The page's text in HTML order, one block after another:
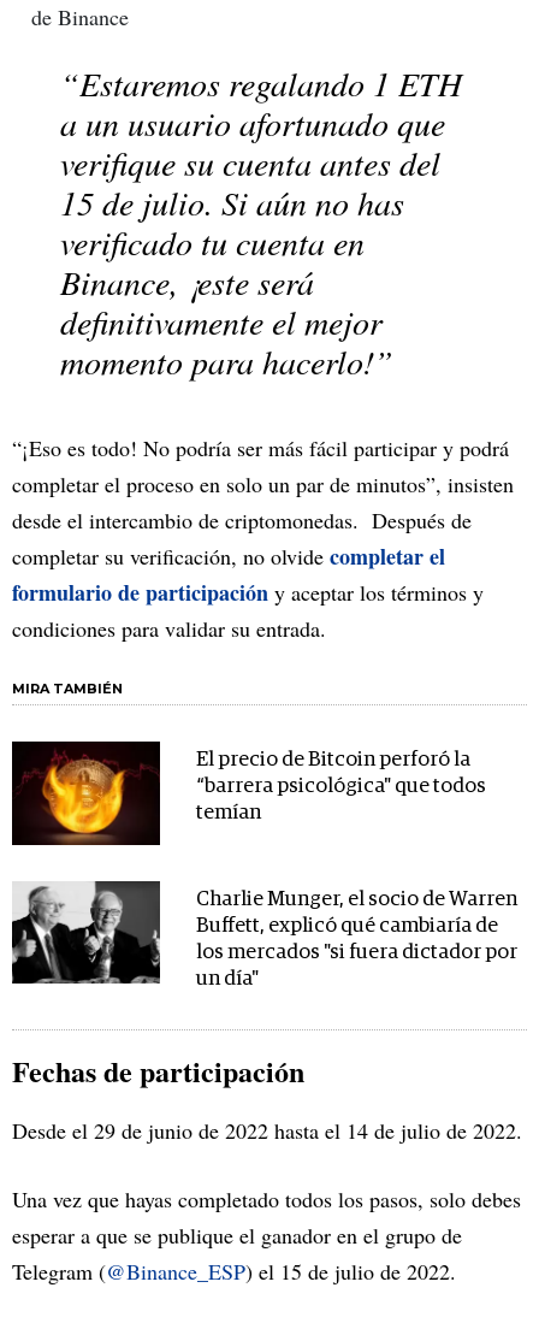
de Binance
“Estaremos regalando 1 ETH
a un usuario afortunado que
verifique su cuenta antes del
15 de julio. Si aún no has
verificado tu cuenta en
Binance, ¡este será
definitivamente el mejor
momento para hacerlo!”
“¡Eso es todo! No podría ser más fácil participar y podrá
completar el proceso en solo un par de minutos”, insisten
desde el intercambio de criptomonedas. Después de
completar su verificación, no olvide completar el
formulario de participación y aceptar los términos y
condiciones para validar su entrada.
MIRA TAMBIÉN
El precio de Bitcoin perforó la
“barrera psicológica" que todos
temían
Charlie Munger, el socio de Warren
Buffett, explicó qué cambiaría de
los mercados "si fuera dictador por
un día"
Fechas de participación
Desde el 29 de junio de 2022 hasta el 14 de julio de 2022.
Una vez que hayas completado todos los pasos, solo debes
esperar a que se publique el ganador en el grupo de
Telegram (@Binance_ESP) el 15 de julio de 2022.